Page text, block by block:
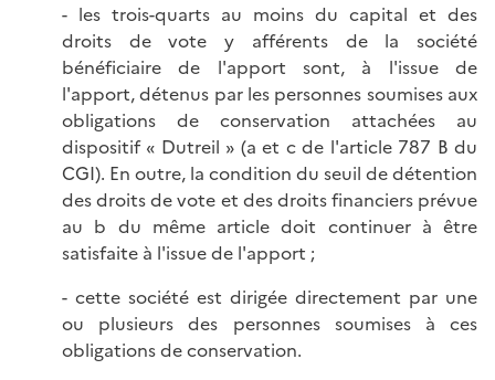
- les trois-quarts au moins du capital et des
droits de vote y afférents de la société
bénéficiaire de l'apport sont, à l'issue de
l'apport, détenus par les personnes soumises aux
obligations de conservation attachées au
dispositif « Dutreil » (a et c de l'article 787 B du
CGI). En outre, la condition du seuil de détention
des droits de vote et des droits financiers prévue
au b du même article doit continuer à être
satisfaite à l'issue de l'apport ;
- cette société est dirigée directement par une
ou plusieurs des personnes soumises à ces
obligations de conservation.